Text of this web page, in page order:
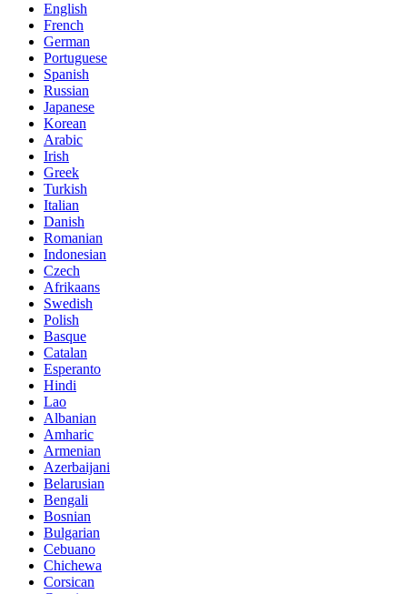
English
French
German
Portuguese
Spanish
Russian
Japanese
Korean
Arabic
Irish
Greek
Turkish
Italian
Danish
Romanian
Indonesian
Czech
Afrikaans
Swedish
Polish
Basque
Catalan
Esperanto
Hindi
Lao
Albanian
Amharic
Armenian
Azerbaijani
Belarusian
Bengali
Bosnian
Bulgarian
Cebuano
Chichewa
Corsican